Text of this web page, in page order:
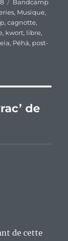
Catégories
Bandcamp
, Musique,
,cagnotte,
, kwort, libre,
, Péhä, post-
de
de cette